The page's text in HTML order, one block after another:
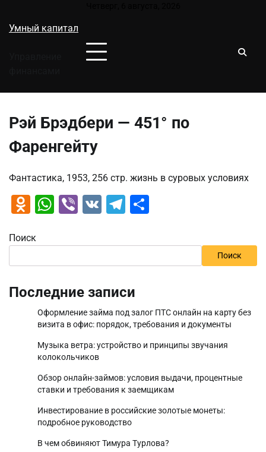
содержимому
Умный капитал
Рэй Брэдбери — 451° по
Фаренгейту
Фантастика, 1953, 256 стр. жизнь в суровых условиях
Odnoklassniki
WhatsApp
Viber
VK Telegram
Поиск
Поиск
Последние записи
Оформление займа под залог ПТС онлайн на карту без
визита в офис: порядок, требования и документы
Музыка ветра: устройство и принципы звучания
колокольчиков
Обзор онлайн-займов: условия выдачи, процентные
ставки и требования к заемщикам
Инвестирование в российские золотые монеты:
подробное руководство
В чем обвиняют Тимура Турлова?